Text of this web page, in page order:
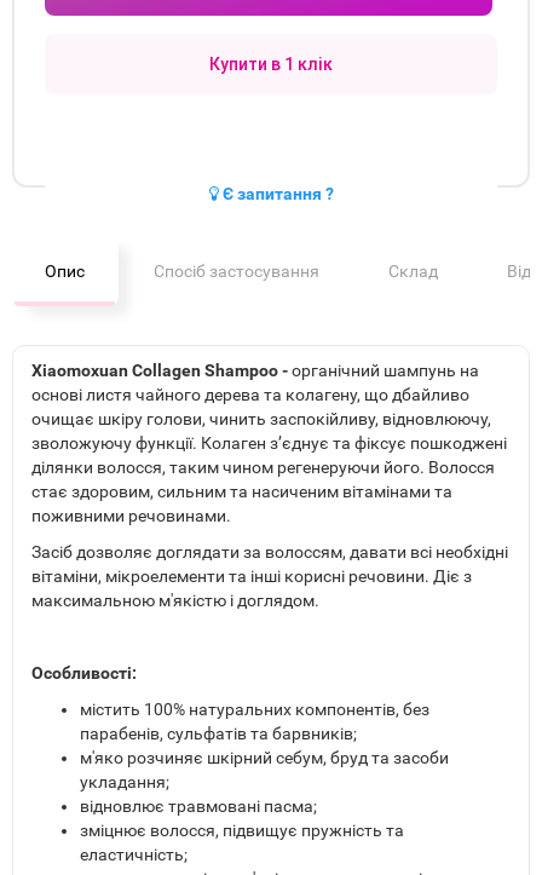
Купити в 1 клік
Є запитання ?
Опис Спосіб застосування Склад
Xiaomoxuan Collagen Shampoo -органічний шампунь на
основі листя чайного дерева та колагену, що дбайливо
очищає шкіру голови, чинить заспокійливу, відновлюючу,
зволожуючу функції. Колаген з’єднує та фіксує пошкоджені
ділянки волосся, таким чином регенеруючи його. Волосся
стає здоровим, сильним та насиченим вітамінами та
поживними речовинами.
Засіб дозволяє доглядати за волоссям, давати всі необхідні
вітаміни, мікроелементи та інші корисні речовини. Діє з
максимальною м'якістю і доглядом.
Особливості:
містить 100% натуральних компонентів, без
парабенів, сульфатів та барвників;
м'яко розчиняє шкірний себум, бруд та засоби
укладання;
відновлює травмовані пасма;
зміцнює волосся, підвищує пружність та
еластичність;